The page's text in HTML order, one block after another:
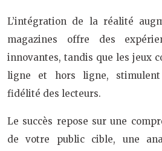
L’intégration de la réalité
magazines offre des
innovantes, tandis que les jeux
ligne et hors ligne, stimulent
fidélité des lecteurs.
Le succès repose sur une
de votre public cible, une